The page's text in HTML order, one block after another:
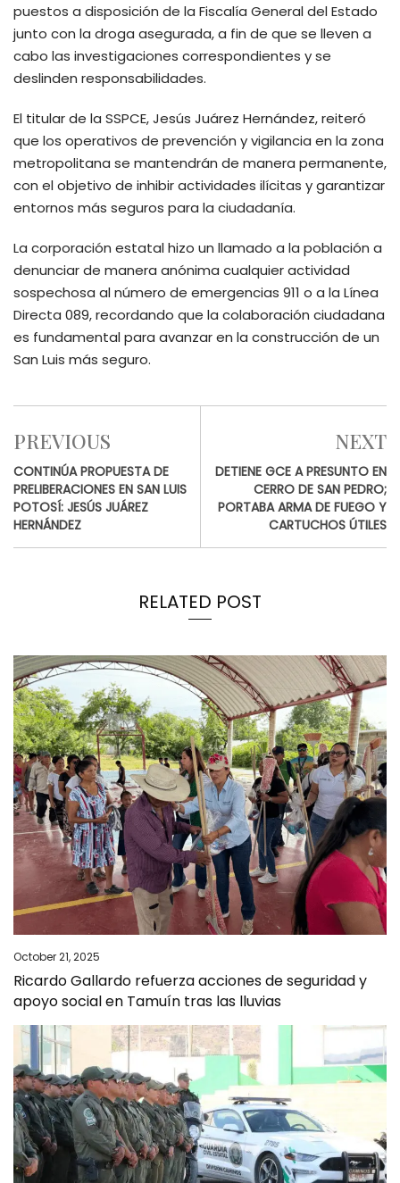
puestos a disposición de la Fiscalía General del Estado
junto con la droga asegurada, a fin de que se lleven a
cabo las investigaciones correspondientes y se
deslinden responsabilidades.
El titular de la SSPCE, Jesús Juárez Hernández, reiteró
que los operativos de prevención y vigilancia en la zona
metropolitana se mantendrán de manera permanente,
con el objetivo de inhibir actividades ilícitas y garantizar
entornos más seguros para la ciudadanía.
La corporación estatal hizo un llamado a la población a
denunciar de manera anónima cualquier actividad
sospechosa al número de emergencias 911 o a la Línea
Directa 089, recordando que la colaboración ciudadana
es fundamental para avanzar en la construcción de un
San Luis más seguro.
PREVIOUS
CONTINÚA PROPUESTA DE
PRELIBERACIONES EN SAN LUIS
POTOSÍ: JESÚS JUÁREZ
HERNÁNDEZ
NEXT
DETIENE GCE A PRESUNTO EN
CERRO DE SAN PEDRO;
PORTABA ARMA DE FUEGO Y
CARTUCHOS ÚTILES
RELATED POST
October 21, 2025
Ricardo Gallardo refuerza acciones de seguridad y
apoyo social en Tamuín tras las lluvias